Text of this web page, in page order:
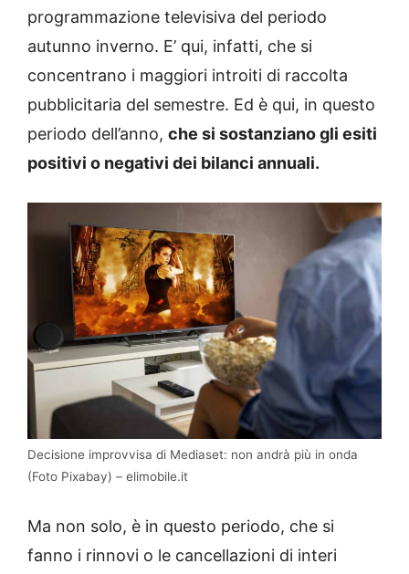
programmazione televisiva del periodo
autunno inverno. E’ qui, infatti, che si
concentrano i maggiori introiti di raccolta
pubblicitaria del semestre. Ed è qui, in questo
periodo dell’anno, che si sostanziano gli esiti
positivi o negativi dei bilanci annuali.
Decisione improvvisa di Mediaset: non andrà più in onda
(Foto Pixabay) – elimobile.it
Ma non solo, è in questo periodo, che si
fanno i rinnovi o le cancellazioni di interi